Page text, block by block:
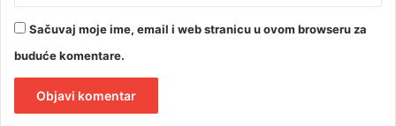
Sačuvaj moje ime, email i web stranicu u ovom browseru za
buduće komentare.